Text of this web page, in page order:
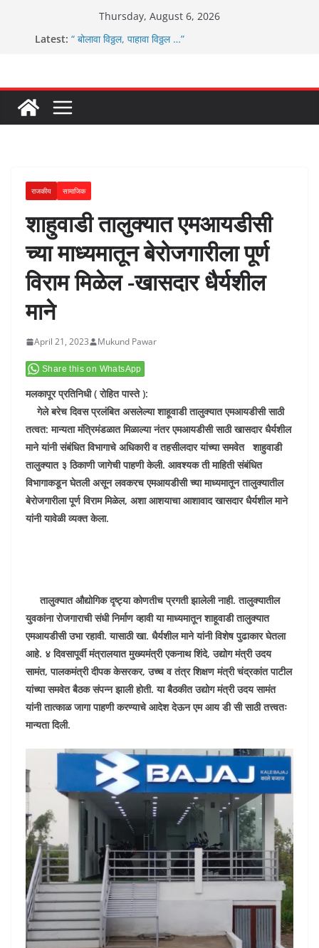
Thursday, August 6, 2026
Latest: “ बोलावा विठ्ठल, पाहावा विठ्ठल …”
राजकीय सामाजिक
शाहुवाडी तालुक्यात एमआयडीसी
च्या माध्यमातून बेरोजगारीला पूर्ण
विराम मिळेल -खासदार धैर्यशील
माने
April 21, 2023 Mukund Pawar
Share this on WhatsApp
मलकापूर प्रतिनिधी ( रोहित पास्ते ):
गेले बरेच दिवस प्रलंबित असलेल्या शाहूवाडी तालुक्यात एमआयडीसी साठी
तत्वत: मान्यता मंत्रिमंडळात मिळाल्या नंतर एमआयडीसी साठी खासदार धैर्यशील
माने यांनी संबंधित विभागाचे अधिकारी व तहसीलदार यांच्या समवेत शाहुवाडी
तालुक्यात ३ ठिकाणी जागेची पाहणी केली. आवश्यक ती माहिती संबंधित
विभागाकडून घेतली असून लवकरच एमआयडीसी च्या माध्यमातून तालुक्यातील
बेरोजगारीला पूर्ण विराम मिळेल, अशा आशयाचा आशावाद खासदार धैर्यशील माने
यांनी यावेळी व्यक्त केला.
तालुक्यात औद्योगिक दृष्ट्या कोणतीच प्रगती झालेली नाही. तालुक्यातील
युवकांना रोजगाराची संधी निर्माण व्हावी या माध्यमातून शाहूवाडी तालुक्यात
एमआयडीसी उभा रहावी. यासाठी खा. धैर्यशील माने यांनी विशेष पुढाकार घेतला
आहे. ४ दिवसापूर्वी मंत्रालयात मुख्यमंत्री एकनाथ शिंदे, उद्योग मंत्री उदय
सामंत, पालकमंत्री दीपक केसरकर, उच्च व तंत्र शिक्षण मंत्री चंद्रकांत पाटील
यांच्या समवेत बैठक संपन्न झाली होती. या बैठकीत उद्योग मंत्री उदय सामंत
यांनी तात्काळ जागा पाहणी करण्याचे आदेश देऊन एम आय डी सी साठी तत्त्वतः
मान्यता दिली.